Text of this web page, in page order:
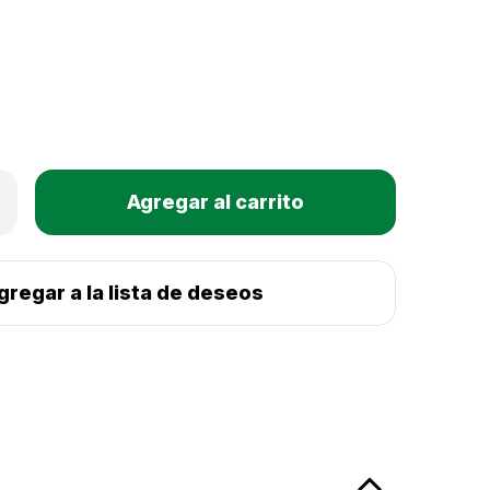
Only
Existencias
a la lista de deseos